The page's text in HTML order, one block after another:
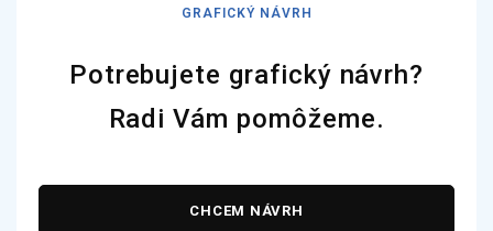
GRAFICKÝ NÁVRH
Potrebujete grafický návrh?
Radi Vám pomôžeme.
CHCEM NÁVRH